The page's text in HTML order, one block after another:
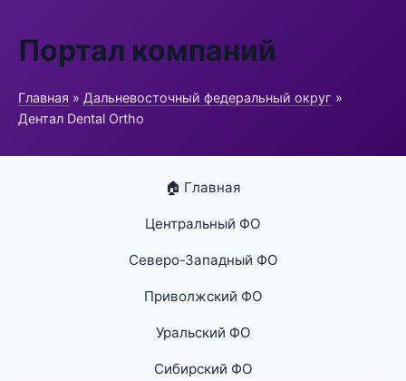
Портал компаний
Главная » Дальневосточный федеральный округ »
Дентал Dental Ortho
🏠 Главная
Центральный ФО
Северо-Западный ФО
Приволжский ФО
Уральский ФО
Сибирский ФО